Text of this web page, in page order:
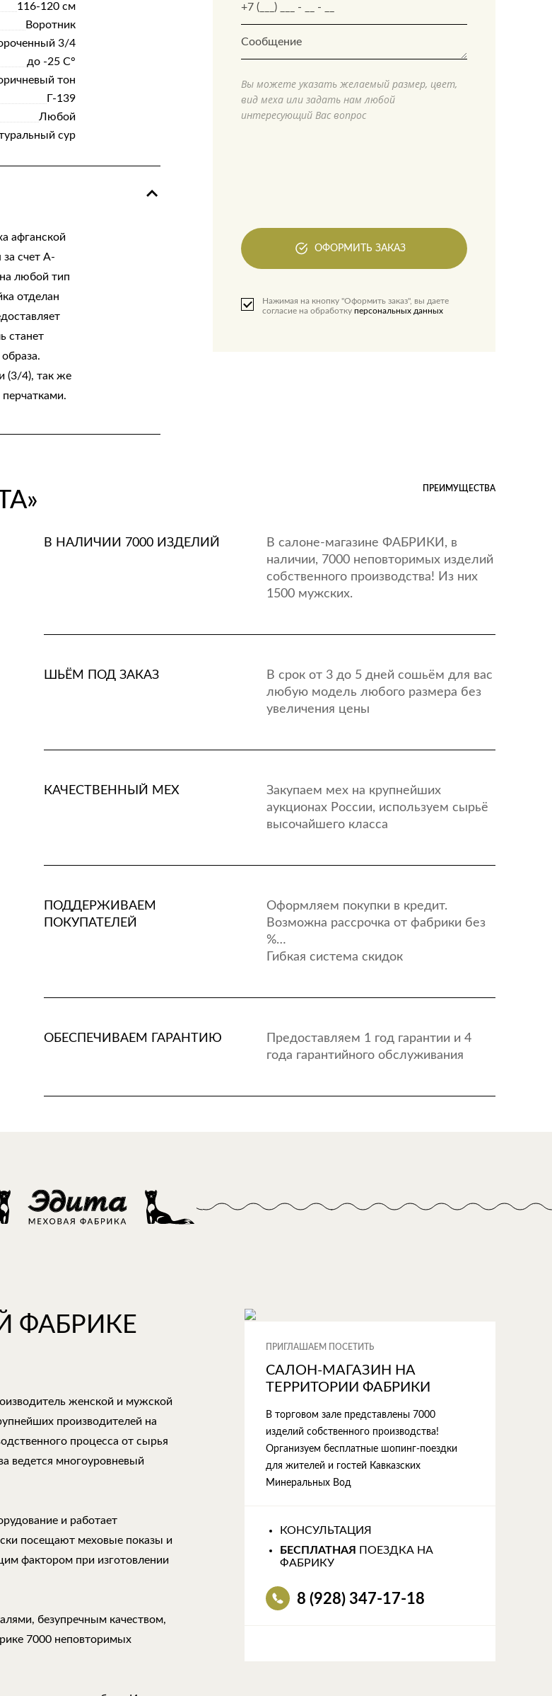
116-120 см
Воротник
3/4
до -25 С°
тон
Г-139
Любой
сур
афганской
за счет А-
любой тип
отделан
станет
(3/4), так же
Вы можете указать желаемый размер, цвет,
вид меха или задать нам любой
интересующий Вас вопрос
ОФОРМИТЬ ЗАКАЗ
Нажимая на кнопку "Оформить заказ", вы даете
согласие на обработку персональных данных
ПРЕИМУЩЕСТВА
В НАЛИЧИИ 7000 ИЗДЕЛИЙ
В салоне-магазине ФАБРИКИ, в
наличии, 7000 неповторимых изделий
собственного производства! Из них
1500 мужских.
ШЬЁМ ПОД ЗАКАЗ
В срок от 3 до 5 дней сошьём для вас
любую модель любого размера без
увеличения цены
КАЧЕСТВЕННЫЙ МЕХ
Закупаем мех на крупнейших
аукционах России, используем сырьё
высочайшего класса
ПОДДЕРЖИВАЕМ
ПОКУПАТЕЛЕЙ
Оформляем покупки в кредит.
Возможна рассрочка от фабрики без
%…
Гибкая система скидок
ОБЕСПЕЧИВАЕМ ГАРАНТИЮ
Предоставляем 1 год гарантии и 4
года гарантийного обслуживания
ФАБРИКЕ
женской и мужской
производителей на
процесса от сырья
ведется многоуровневый
и работает
посещают меховые показы и
фактором при изготовлении
безупречным качеством,
7000 неповторимых
ПРИГЛАШАЕМ ПОСЕТИТЬ
САЛОН-МАГАЗИН НА
ТЕРРИТОРИИ ФАБРИКИ
В торговом зале представлены 7000
изделий собственного производства!
Организуем бесплатные шопинг-поездки
для жителей и гостей Кавказских
Минеральных Вод
КОНСУЛЬТАЦИЯ
БЕСПЛАТНАЯ
ПОЕЗДКА НА
ФАБРИКУ
8 (928) 347-17-18